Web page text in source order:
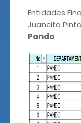
Entidades
Juancito
Pando